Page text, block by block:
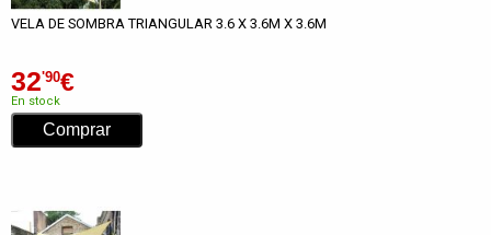
VELA DE SOMBRA TRIANGULAR 3.6 X 3.6M X 3.6M
32'90€
En stock